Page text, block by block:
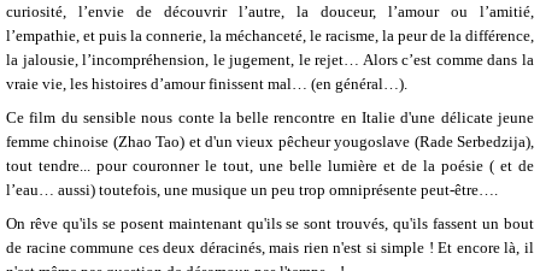
curiosité, l’envie de découvrir l’autre, la douceur, l’amour ou l’amitié,
l’empathie, et puis la connerie, la méchanceté, le racisme, la peur de la différence,
la jalousie, l’incompréhension, le jugement, le rejet… Alors c’est comme dans la
vraie vie, les histoires d’amour finissent mal… (en général…).
Ce film du sensible nous conte la belle rencontre en Italie d'une délicate jeune
femme chinoise (Zhao Tao) et d'un vieux pêcheur yougoslave (Rade Serbedzija),
tout tendre... pour couronner le tout, une belle lumière et de la poésie ( et de
l’eau… aussi) toutefois, une musique un peu trop omniprésente peut-être….
On rêve qu'ils se posent maintenant qu'ils se sont trouvés, qu'ils fassent un bout
de racine commune ces deux déracinés, mais rien n'est si simple ! Et encore là, il